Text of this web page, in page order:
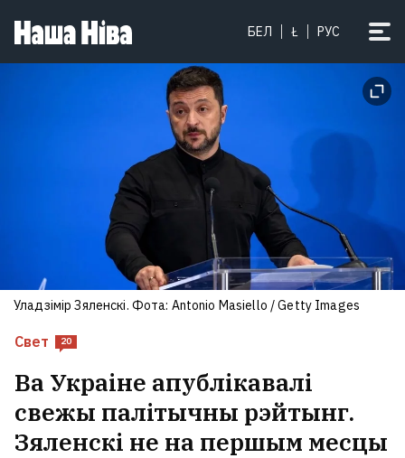
БЕЛ Ł РУС
Свет 20
Ва Украіне апублікавалі
свежы палітычны рэйтынг.
Зяленскі не на першым месцы
Уладзімір Зяленскі. Фота: Antonio Masiello / Getty Images